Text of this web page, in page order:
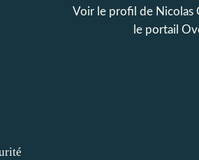
Voir le profil de Nicolas
le portail